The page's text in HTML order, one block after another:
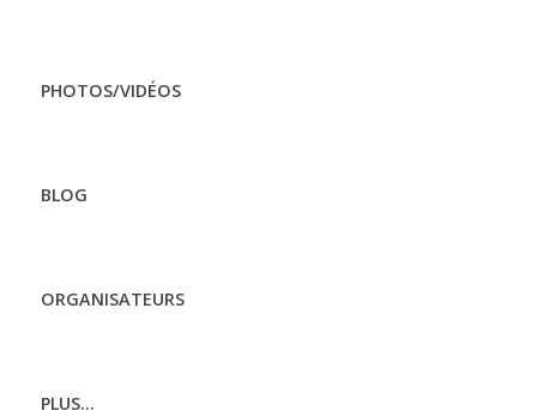
PHOTOS/VIDÉOS
BLOG
ORGANISATEURS
PLUS...